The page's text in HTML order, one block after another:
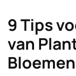
9 Tips
van